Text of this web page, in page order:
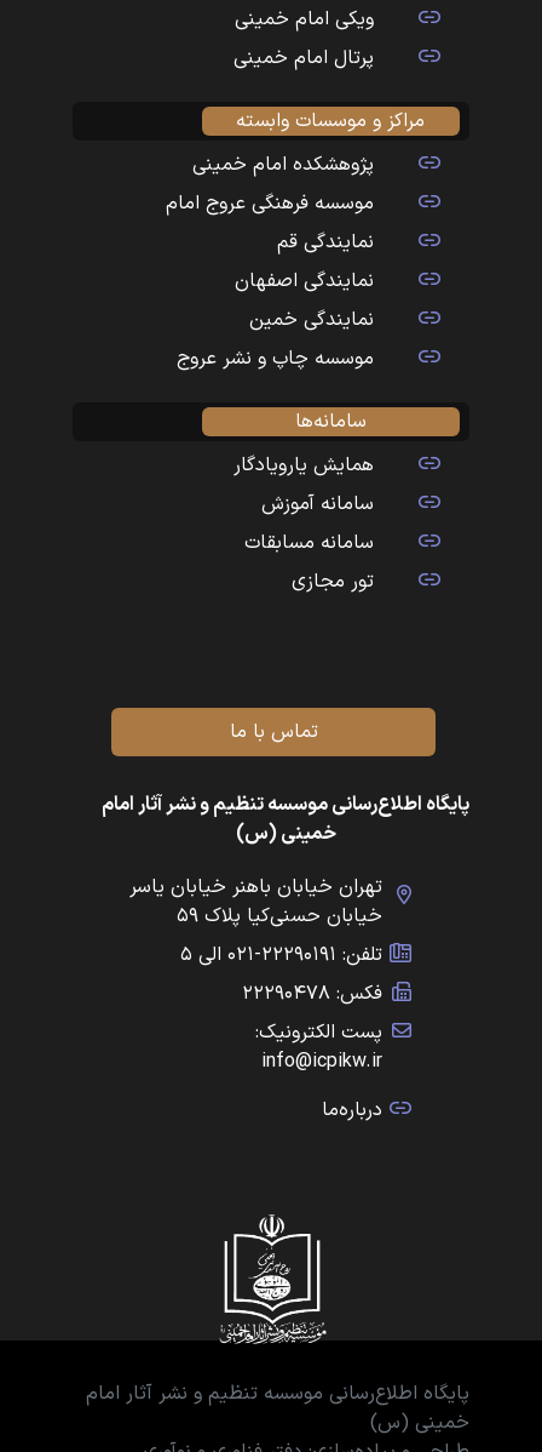
ویکی امام خمینی
پرتال امام خمینی
مراکز و موسسات وابسته
پژوهشکده امام خمینی
موسسه فرهنگی عروج امام
نمایندگی قم
نمایندگی اصفهان
نمایندگی خمین
موسسه چاپ و نشر عروج
سامانه‌ها
همایش یارویادگار
سامانه آموزش
سامانه مسابقات
تور مجازی
تماس با ما
پایگاه اطلاع‌رسانی موسسه تنظیم و نشر آثار امام
خمینی (س)
تهران خیابان باهنر خیابان یاسر
خیابان حسنی‌کیا پلاک ۵۹
تلفن: ۲۲۲۹۰۱۹۱-۰۲۱ الی ۵
فکس: ۲۲۲۹۰۴۷۸
پست الکترونیک:
info@icpikw.ir
درباره‌ما
پایگاه اطلاع‌رسانی موسسه تنظیم و نشر آثار امام
خمینی (س)